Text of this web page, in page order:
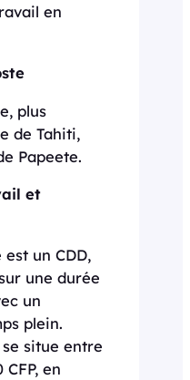
en
plus
de Tahiti,
Papeete.
et
un CDD,
une durée
un
plein.
situe entre
en